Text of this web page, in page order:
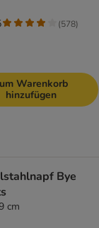
(578)
Warenkorb
hinzufügen
Bye
cm